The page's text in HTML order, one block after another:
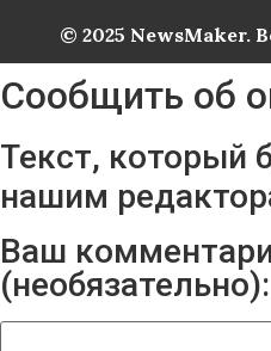
© 2025 NewsMaker.
Сообщить об
Текст, который
нашим
Ваш
(необязательно):